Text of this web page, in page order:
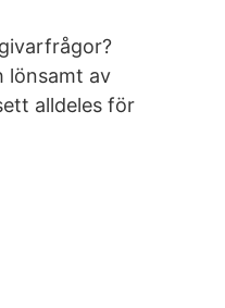
lönsamt av
alldeles för